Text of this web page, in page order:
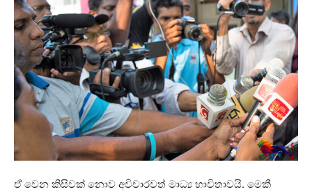
ඒ් වෙන කිසිවක් නොව අවිචාරවත් මාධ්‍ය භාවිතාවයි. මෙකී